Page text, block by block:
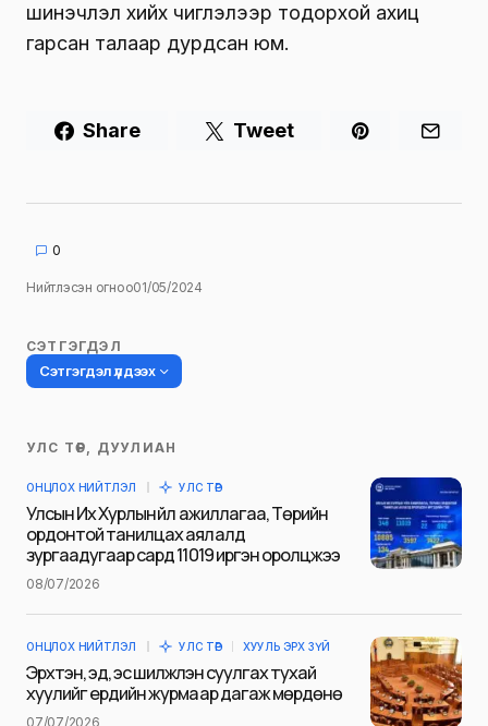
шинэчлэл хийх чиглэлээр тодорхой ахиц
гарсан талаар дурдсан юм.
Share Tweet
0
Нийтлэсэн огноо01/05/2024
СЭТГЭГДЭЛ
Сэтгэгдэл үлдээх
Таны имэйл хаягийг нийтлэхгүй.
тэмдэглэсэн
Name
УЛС ТӨР, ДУУЛИАН
ОНЦЛОХ НИЙТЛЭЛ УЛС ТӨР
Улсын Их Хурлын үйл ажиллагаа, Төрийн
ордонтой танилцах аялалд
зургаадугаар сард 11019 иргэн оролцжээ
08/07/2026
ОНЦЛОХ НИЙТЛЭЛ УЛС ТӨР ХУУЛЬ ЭРХ ЗҮЙ
Эрхтэн, эд, эс шилжүүлэн суулгах тухай
хуулийг ердийн журмаар дагаж мөрдөнө
07/07/2026